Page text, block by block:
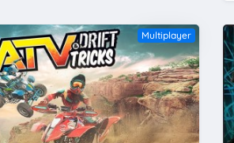
Multiplayer